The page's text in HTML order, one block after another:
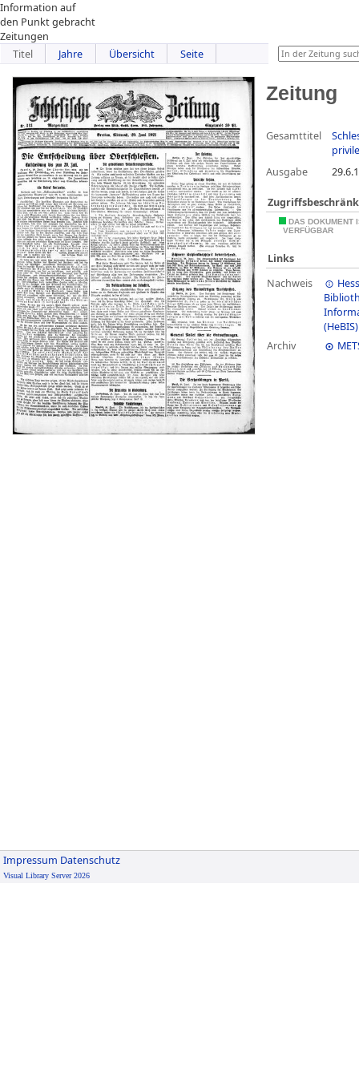
Information auf
den Punkt gebracht
Zeitungen
Titel
Jahre Übersicht Seite
Zeitung
Gesamttitel
Ausgabe
DAS DOKUMENT
VERFÜGBAR
Links
Nachweis
(HeBIS)
Archiv
Impressum Datenschutz
Visual Library Server 2026